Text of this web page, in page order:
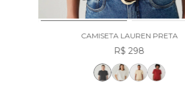
CAMISETA LAUREN PRETA
R$ 298